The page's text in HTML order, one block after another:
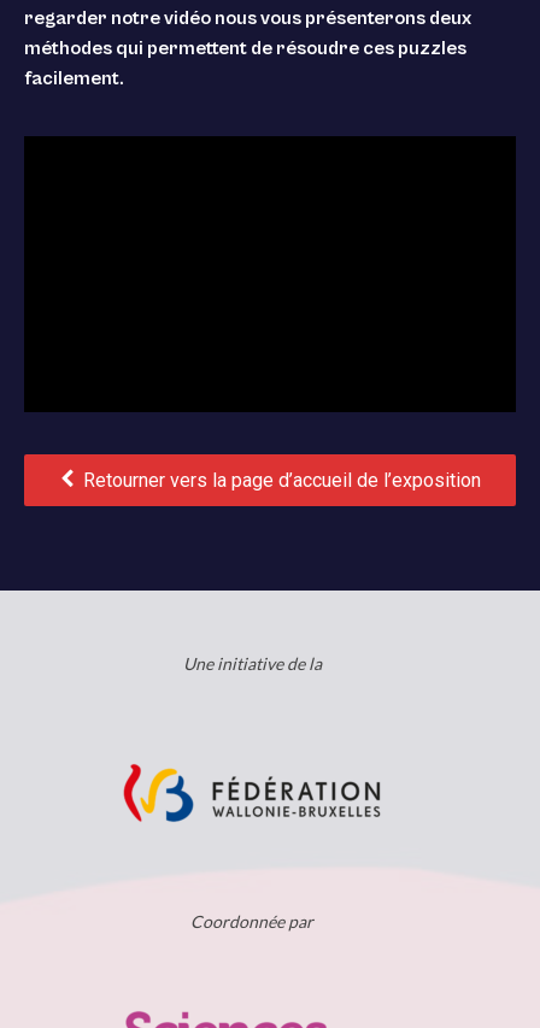
regarder notre vidéo nous vous présenterons deux
méthodes qui permettent de résoudre ces puzzles
facilement.
Retourner vers la page d’accueil de l’exposition
Une initiative de la
Coordonnée par